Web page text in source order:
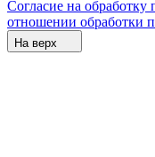
Согласие на
отношении обработки
На верх